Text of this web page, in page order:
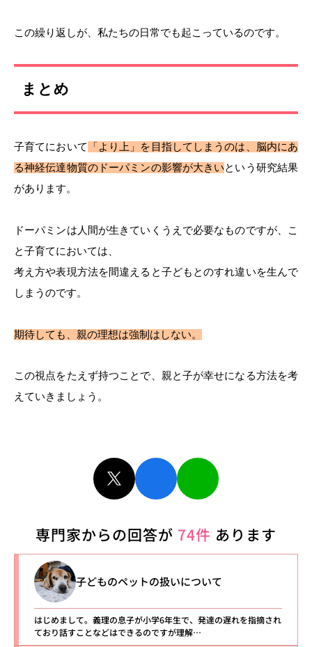
この繰り返しが、私たちの日常でも起こっているのです。
まとめ
子育てにおいて
「より上」を目指してしまうのは、脳内にあ
る神経伝達物質のドーパミンの影響が大きいという研究結果
があります。
ドーパミンは人間が生きていくうえで必要なものですが、こ
と子育てにおいては、
考え方や表現方法を間違えると子どもとのすれ違いを生んで
しまうのです。
期待しても、親の理想は強制はしない。
この視点をたえず持つことで、親と子が幸せになる方法を考
えていきましょう。
専門家からの回答が 74件 あります
子どものペットの扱いについて
はじめまして。義理の息子が小学6年生で、発達の遅れを指摘され
ており話すことなどはできるのですが理解…